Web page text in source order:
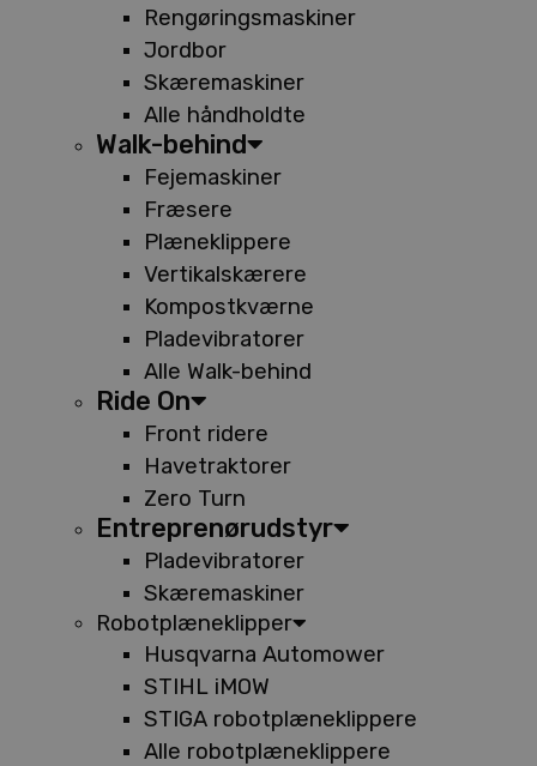
Rengøringsmaskiner
Jordbor
Skæremaskiner
Alle håndholdte
Walk-behind
Fejemaskiner
Fræsere
Plæneklippere
Vertikalskærere
Kompostkværne
Pladevibratorer
Alle Walk-behind
Ride On
Front ridere
Havetraktorer
Zero Turn
Entreprenørudstyr
Pladevibratorer
Skæremaskiner
Robotplæneklipper
Husqvarna Automower
STIHL iMOW
STIGA robotplæneklippere
Alle robotplæneklippere